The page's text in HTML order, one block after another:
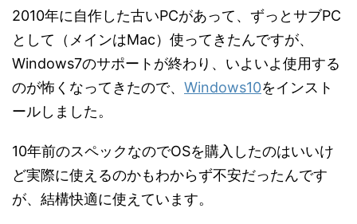
2010年に自作した古いPCがあって、ずっとサブPC
として（メインはMac）使ってきたんですが、
Windows7のサポートが終わり、いよいよ使用する
のが怖くなってきたので、 Windows10をインスト
ールしました。
10年前のスペックなのでOSを購入したのはいいけ
ど実際に使えるのかもわからず不安だったんです
が、結構快適に使えています。